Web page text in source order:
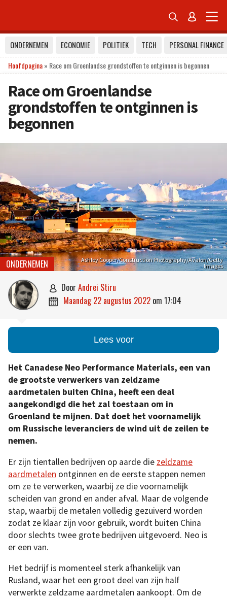
 
ONDERNEMEN ECONOMIE POLITIEK TECH
PERSONAL FINANCE
Hoofdpagina» Race om Groenlandse grondstoffen te ontginnen is begonnen
Race om Groenlandse
grondstoffen te ontginnen is
begonnen
Ashley Cooper/Construction Photography/Avalon/Getty
Images
ONDERNEMEN
 door Andrei Stiru
 maandag 22 augustus 2022 om 17:04
Lees voor
Het Canadese Neo Performance Materials, een van
de grootste verwerkers van zeldzame
aardmetalen buiten China, heeft een deal
aangekondigd die het zal toestaan om in
Groenland te mijnen. Dat doet het voornamelijk
om Russische leveranciers de wind uit de zeilen te
nemen.
Er zijn tientallen bedrijven op aarde die zeldzame
aardmetalen ontginnen en de eerste stappen nemen
om ze te verwerken, waarbij ze die voornamelijk
scheiden van grond en ander afval. Maar de volgende
stap, waarbij de metalen volledig gezuiverd worden
zodat ze klaar zijn voor gebruik, wordt buiten China
door slechts twee grote bedrijven uitgevoerd. Neo is
er een van.
Het bedrijf is momenteel sterk afhankelijk van
Rusland, waar het een groot deel van zijn half
verwerkte zeldzame aardmetalen aankoopt. Om de